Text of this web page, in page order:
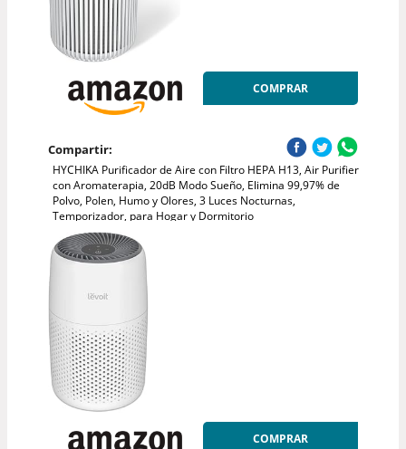
COMPRAR
Compartir:
HYCHIKA Purificador de Aire con Filtro HEPA H13, Air Purifier
con Aromaterapia, 20dB Modo Sueño, Elimina 99,97% de
Polvo, Polen, Humo y Olores, 3 Luces Nocturnas,
Temporizador, para Hogar y Dormitorio
COMPRAR